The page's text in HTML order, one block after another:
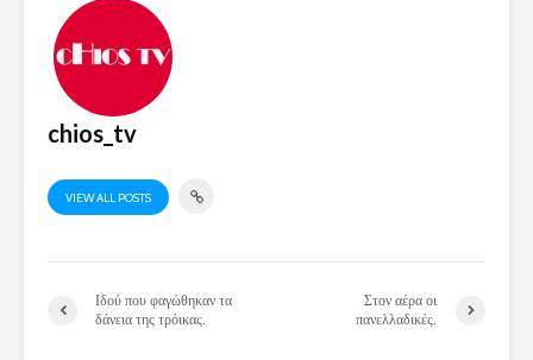
chios_tv
VIEW ALL POSTS
Ιδού που φαγώθηκαν τα
δάνεια της τρόικας.
Στον αέρα οι
πανελλαδικές.